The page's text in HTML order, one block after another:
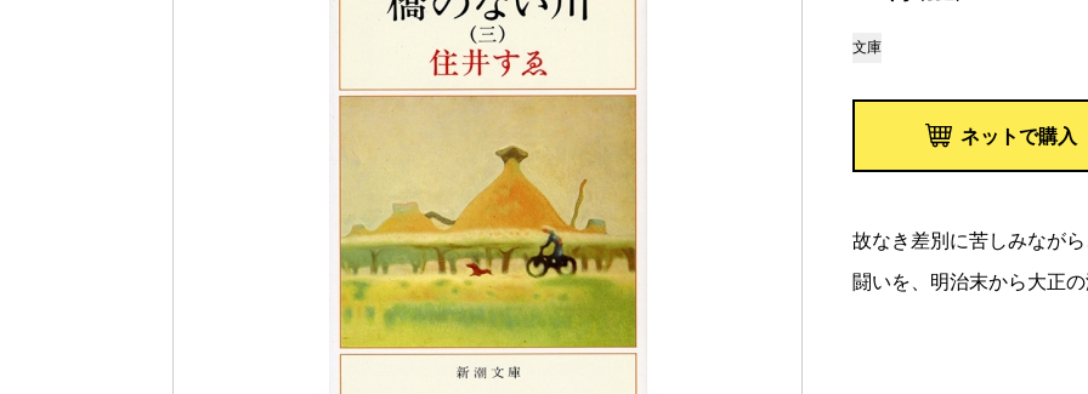
文庫
ネットで購入
故なき差別に苦しみなが
闘いを、明治末から大正